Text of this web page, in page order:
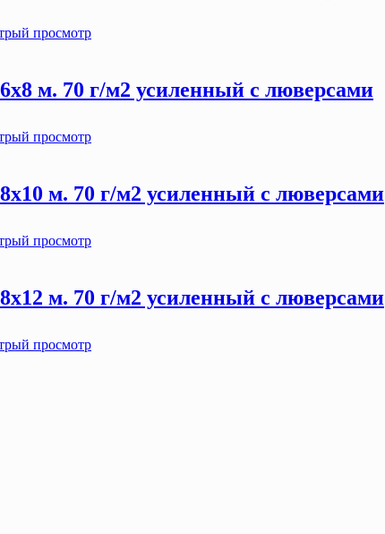
просмотр
м. 70 г/м2 усиленный с люверсами
просмотр
м. 70 г/м2 усиленный с люверсами
просмотр
м. 70 г/м2 усиленный с люверсами
просмотр